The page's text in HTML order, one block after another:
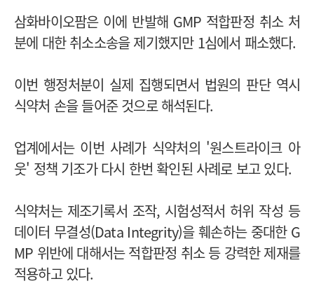
삼화바이오팜은 이에 반발해 GMP 적합판정 취소 처
분에 대한 취소소송을 제기했지만 1심에서 패소했다.
이번 행정처분이 실제 집행되면서 법원의 판단 역시
식약처 손을 들어준 것으로 해석된다.
업계에서는 이번 사례가 식약처의 '원스트라이크 아
웃' 정책 기조가 다시 한번 확인된 사례로 보고 있다.
식약처는 제조기록서 조작, 시험성적서 허위 작성 등
데이터 무결성(Data Integrity)을 훼손하는 중대한 G
MP 위반에 대해서는 적합판정 취소 등 강력한 제재를
적용하고 있다.